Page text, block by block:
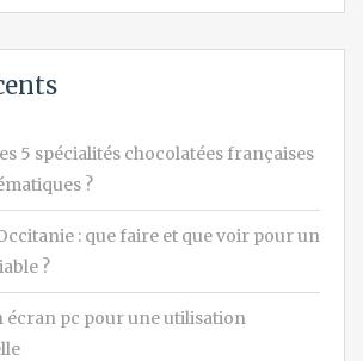
5 spécialités chocolatées françaises
?
: que faire et que voir pour un
?
écran pc pour une utilisation